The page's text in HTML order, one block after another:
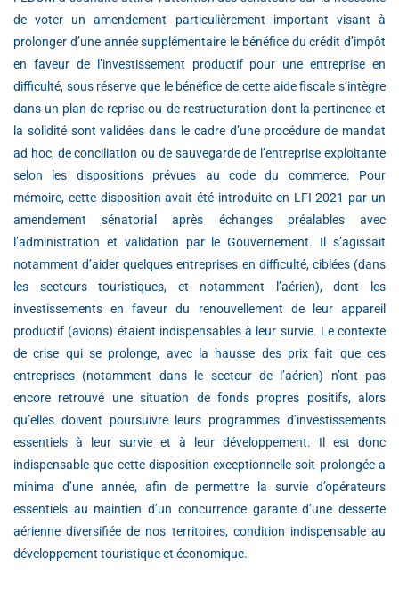
de voter un amendement particulièrement important visant à
prolonger d’une année supplémentaire le bénéfice du crédit d’impôt
en faveur de l’investissement productif pour une entreprise en
difficulté, sous réserve que le bénéfice de cette aide fiscale s’intègre
dans un plan de reprise ou de restructuration dont la pertinence et
la solidité sont validées dans le cadre d’une procédure de mandat
ad hoc, de conciliation ou de sauvegarde de l’entreprise exploitante
selon les dispositions prévues au code du commerce. Pour
mémoire, cette disposition avait été introduite en LFI 2021 par un
amendement sénatorial après échanges préalables avec
l’administration et validation par le Gouvernement. Il s’agissait
notamment d’aider quelques entreprises en difficulté, ciblées (dans
les secteurs touristiques, et notamment l’aérien), dont les
investissements en faveur du renouvellement de leur appareil
productif (avions) étaient indispensables à leur survie. Le contexte
de crise qui se prolonge, avec la hausse des prix fait que ces
entreprises (notamment dans le secteur de l’aérien) n’ont pas
encore retrouvé une situation de fonds propres positifs, alors
qu’elles doivent poursuivre leurs programmes d’investissements
essentiels à leur survie et à leur développement. Il est donc
indispensable que cette disposition exceptionnelle soit prolongée a
minima d’une année, afin de permettre la survie d’opérateurs
essentiels au maintien d’un concurrence garante d’une desserte
aérienne diversifiée de nos territoires, condition indispensable au
développement touristique et économique.